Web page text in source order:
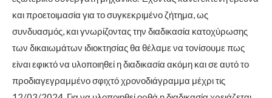
και προετοιμασία για το συγκεκριμένο ζήτημα, ως
συνδυασμός, και γνωρίζοντας την διαδικασία κατοχύρωσης
των δικαιωμάτων ιδιοκτησίας θα θέλαμε να τονίσουμε πως
είναι εφικτό να υλοποιηθεί η διαδικασία ακόμη και σε αυτό το
προδιαγεγραμμένο σφιχτό χρονοδιάγραμμα μέχρι τις